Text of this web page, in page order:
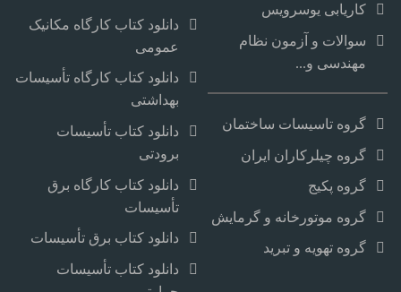
کاریابی یوسرویس
سوالات و آزمون نظام
مهندسی و...
گروه تاسیسات ساختمان
گروه چیلرکاران ایران
گروه پکیج
گروه موتورخانه و گرمایش
گروه تهویه و تبرید
دانلود کتاب کارگاه مکانیک
عمومی
دانلود کتاب کارگاه تأسیسات
بهداشتی
دانلود کتاب تأسیسات
برودتی
دانلود کتاب کارگاه برق
تأسیسات
دانلود کتاب برق تأسیسات
دانلود کتاب تأسیسات